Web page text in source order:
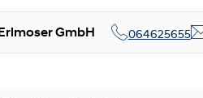
GmbH 064625655